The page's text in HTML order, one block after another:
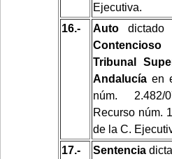
Ejecutiva.
16.- Auto
Contencioso
Tribunal
Andalucía en
núm. 2.482/
Recurso núm.
de la C.
17.- Sentencia